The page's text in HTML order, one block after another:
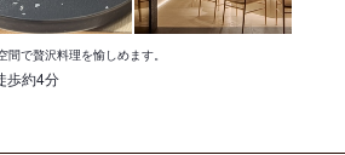
で贅沢料理を愉しめます。
歩約4分